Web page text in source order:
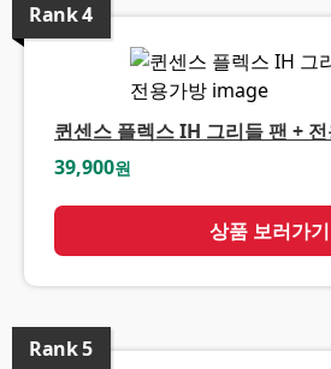
Rank4
퀸센스 플렉스 IH 그리들 팬 +
39,900원
상품 보러가기
Rank5